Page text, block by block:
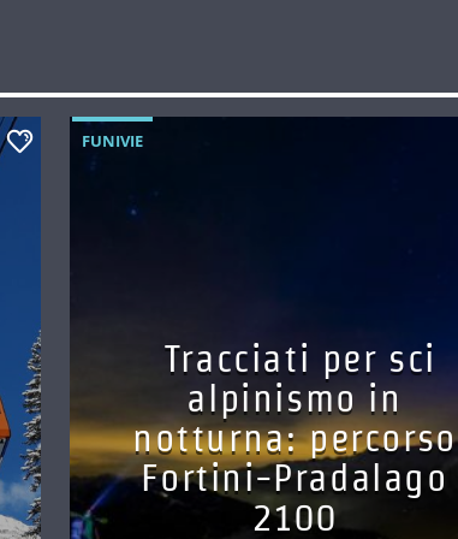
FUNIVIE
Tracciati per sci
alpinismo in
notturna: percorso
Fortini-Pradalago
2100